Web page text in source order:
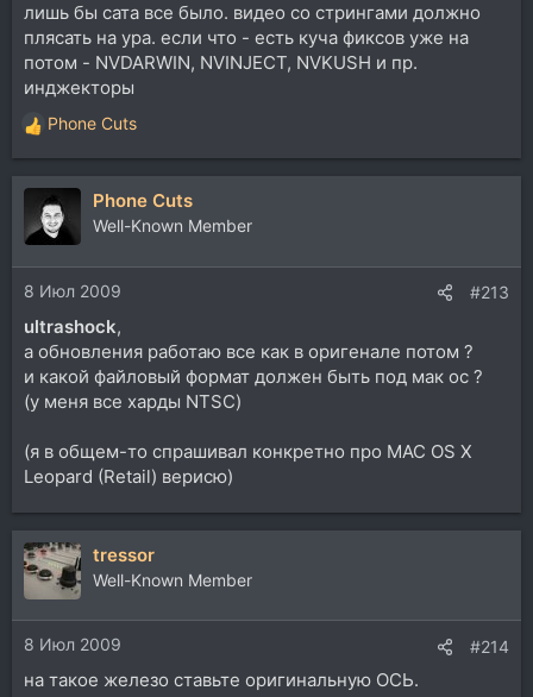
лишь бы сата все было. видео со стрингами должно
плясать на ура. если что - есть куча фиксов уже на
потом - NVDARWIN, NVINJECT, NVKUSH и пр.
инджекторы
Р
е
а
ц
и
и
:
Phone Cuts
Phone Cuts
Well-Known Member
8 Июл 2009 #213
ultrashock,
а обновления работаю все как в оригенале потом ?
и какой файловый формат должен быть под мак ос ?
(у меня все харды NTSC)
(я в общем-то спрашивал конкретно про MAC OS X
Leopard (Retail) верисю)
tressor
Well-Known Member
8 Июл 2009 #214
на такое железо ставьте оригинальную ОСЬ.